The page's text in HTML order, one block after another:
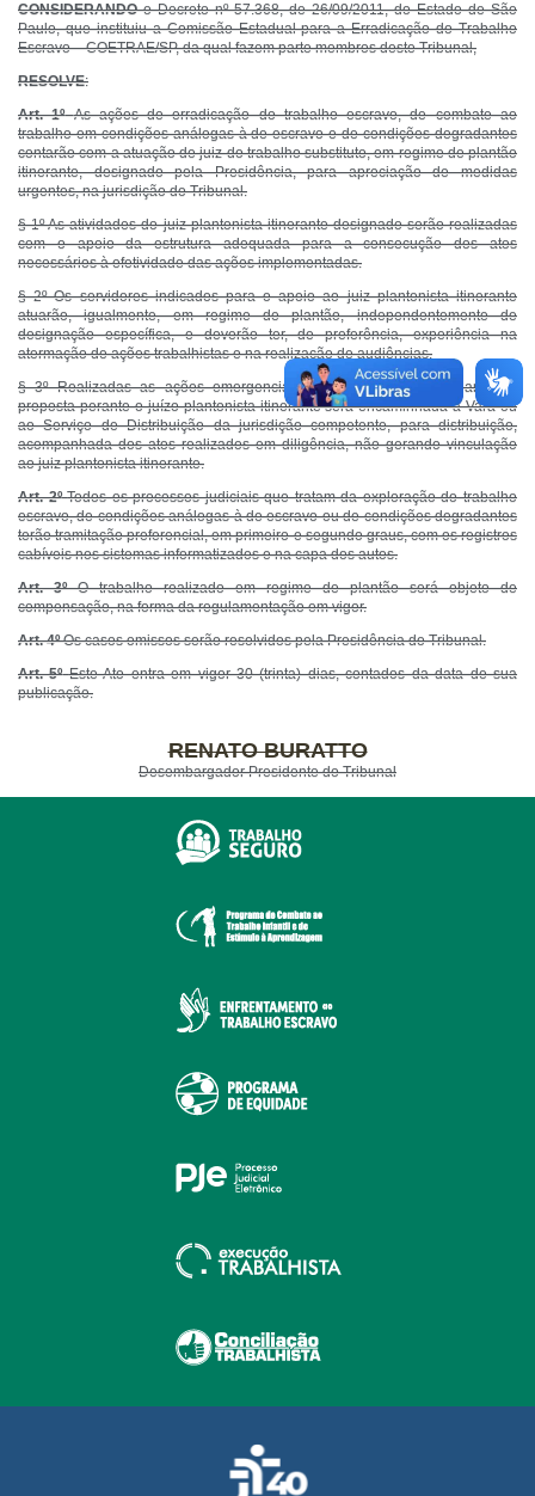
CONSIDERANDO o Decreto nº 57.368, de 26/09/2011, do Estado de São
Paulo, que instituiu a Comissão Estadual para a Erradicação do Trabalho
Escravo – COETRAE/SP, da qual fazem parte membros deste Tribunal,
RESOLVE:
Art. 1º As ações de erradicação do trabalho escravo, de combate ao
trabalho em condições análogas à de escravo e de condições degradantes
contarão com a atuação de juiz do trabalho substituto, em regime de plantão
itinerante, designado pela Presidência, para apreciação de medidas
urgentes, na jurisdição do Tribunal.
§ 1º As atividades do juiz plantonista itinerante designado serão realizadas
com o apoio da estrutura adequada para a consecução dos atos
necessários à efetividade das ações implementadas.
§ 2º Os servidores indicados para o apoio ao juiz plantonista itinerante
atuarão, igualmente, em regime de plantão, independentemente de
designação específica, e deverão ter, de preferência, experiência na
atermação de ações trabalhistas e na realização de audiências.
§ 3º Realizadas as ações emergenciais cabíveis, eventual reclamação
proposta perante o juízo plantonista itinerante será encaminhada à Vara ou
ao Serviço de Distribuição da jurisdição competente, para distribuição,
acompanhada dos atos realizados em diligência, não gerando vinculação
ao juiz plantonista itinerante.
Art. 2º Todos os processos judiciais que tratam da exploração do trabalho
escravo, de condições análogas à de escravo ou de condições degradantes
terão tramitação preferencial, em primeiro e segundo graus, com os registros
cabíveis nos sistemas informatizados e na capa dos autos.
Art. 3º
O trabalho realizado em regime de plantão será objeto de
compensação, na forma da regulamentação em vigor.
Art. 4º Os casos omissos serão resolvidos pela Presidência do Tribunal.
Art. 5º Este Ato entra em vigor 30 (trinta) dias, contados da data de sua
publicação.
RENATO BURATTO
Desembargador Presidente do Tribunal